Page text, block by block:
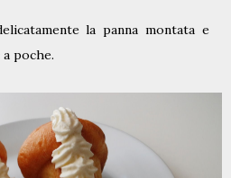
la panna montata e
poche.